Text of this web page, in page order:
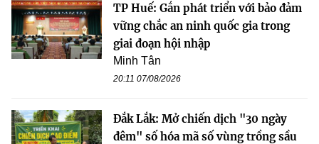
TP Huế: Gắn phát triển với bảo đảm
vững chắc an ninh quốc gia trong
giai đoạn hội nhập
Minh Tân
20:11 07/08/2026
Đắk Lắk: Mở chiến dịch "30 ngày
đêm" số hóa mã số vùng trồng sầu